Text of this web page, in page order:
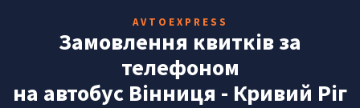
AVTOEXPRESS
Замовлення квитків за
телефоном
на автобус Вінниця - Кривий Ріг